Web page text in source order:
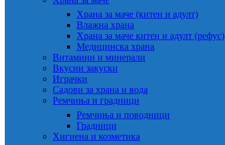
Храна за маче (китен и адулт)
Влажна храна
Храна за маче китен и адулт (рефус)
Медицинска храна
Витамини и минерали
Вкусни закуски
Играчки
Садови за храна и вода
Ремчиња и градници
Ремчиња и поводници
Градници
Хигиена и козметика